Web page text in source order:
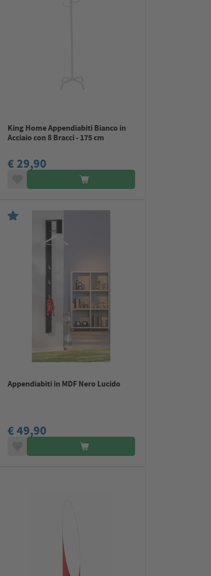
King Home Appendiabiti Bianco in
Acciaio con 8 Bracci - 175 cm
€ 29,90
Appendiabiti in MDF Nero Lucido
€ 49,90